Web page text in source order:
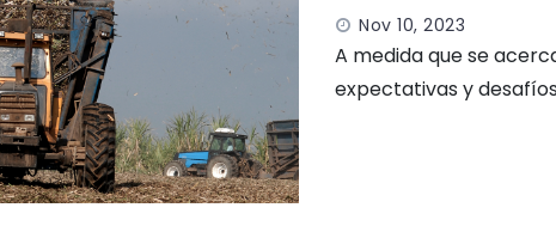
Nov 10, 2023
A medida que se
expectativas y